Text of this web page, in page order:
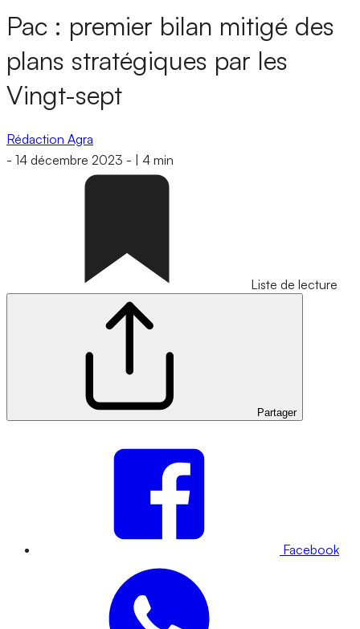
Pac : premier bilan mitigé des
plans stratégiques par les
Vingt-sept
Rédaction Agra
- 14 décembre 2023 - 4 min
Liste de lecture
Partager
Facebook